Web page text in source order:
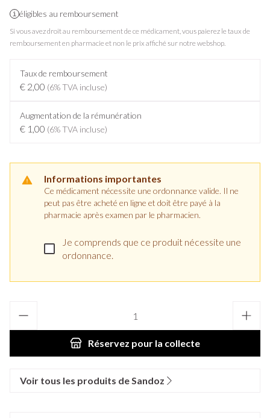
éligibles au remboursement
Si vous avez droit au remboursement de ce médicament, vous paierez le taux de
remboursement en pharmacie et non le prix affiché sur notre webshop.
Taux de remboursement
€ 2,00 (6% TVA incluse)
Augmentation de la rémunération
€ 1,00 (6% TVA incluse)
Informations importantes
Ce médicament nécessite une ordonnance valide. Il ne
peut pas être acheté en ligne et doit être payé à la
pharmacie après examen par le pharmacien.
Je comprends que ce produit nécessite une
ordonnance.
Réservez pour la collecte
Voir tous les produits de Sandoz